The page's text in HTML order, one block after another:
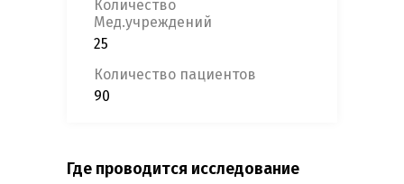
Количество
Мед.учреждений
25
Количество пациентов
90
Где проводится исследование